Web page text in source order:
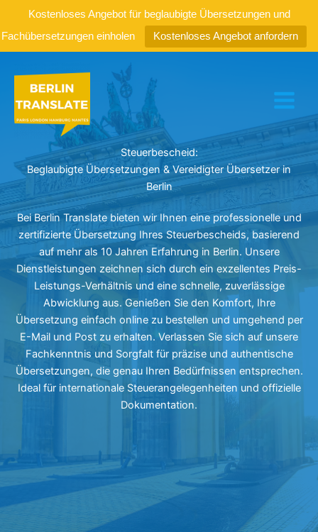
Kostenloses Angebot für beglaubigte Übersetzungen und
Fachübersetzungen einholen
Kostenloses Angebot anfordern
Inhalt
springen
Steuerbescheid:
Beglaubigte Übersetzungen & Vereidigter Übersetzer in
Berlin
Bei Berlin Translate bieten wir Ihnen eine professionelle und
zertifizierte Übersetzung Ihres Steuerbescheids, basierend
auf mehr als 10 Jahren Erfahrung in Berlin. Unsere
Dienstleistungen zeichnen sich durch ein exzellentes Preis-
Leistungs-Verhältnis und eine schnelle, zuverlässige
Abwicklung aus. Genießen Sie den Komfort, Ihre
Übersetzung einfach online zu bestellen und umgehend per
E-Mail und Post zu erhalten. Verlassen Sie sich auf unsere
Fachkenntnis und Sorgfalt für präzise und authentische
Übersetzungen, die genau Ihren Bedürfnissen entsprechen.
Ideal für internationale Steuerangelegenheiten und offizielle
Dokumentation.